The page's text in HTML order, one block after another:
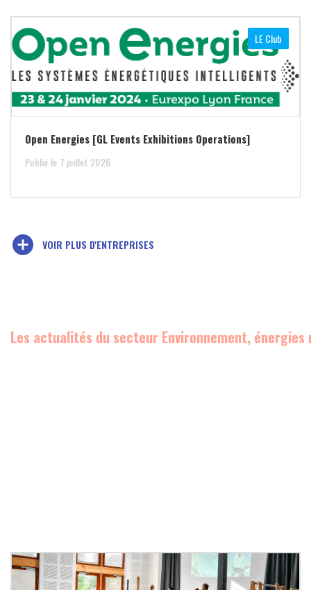
LE Club
Open Energies [GL Events Exhibitions Operations]
Publié le 7 juillet 2026
add_circle VOIR PLUS D'ENTREPRISES
Les actualités du secteur Environnement, énergies